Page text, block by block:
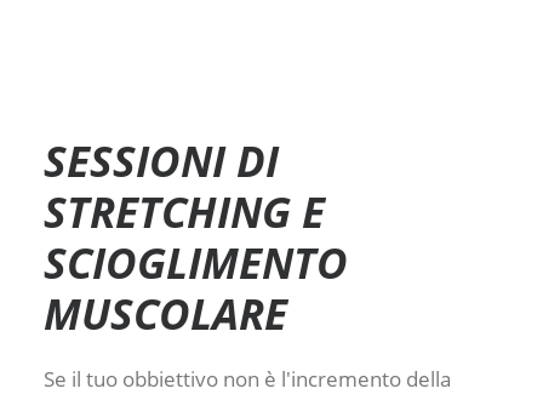
SESSIONI DI
STRETCHING E
SCIOGLIMENTO
MUSCOLARE
Se il tuo obbiettivo non è l'incremento della